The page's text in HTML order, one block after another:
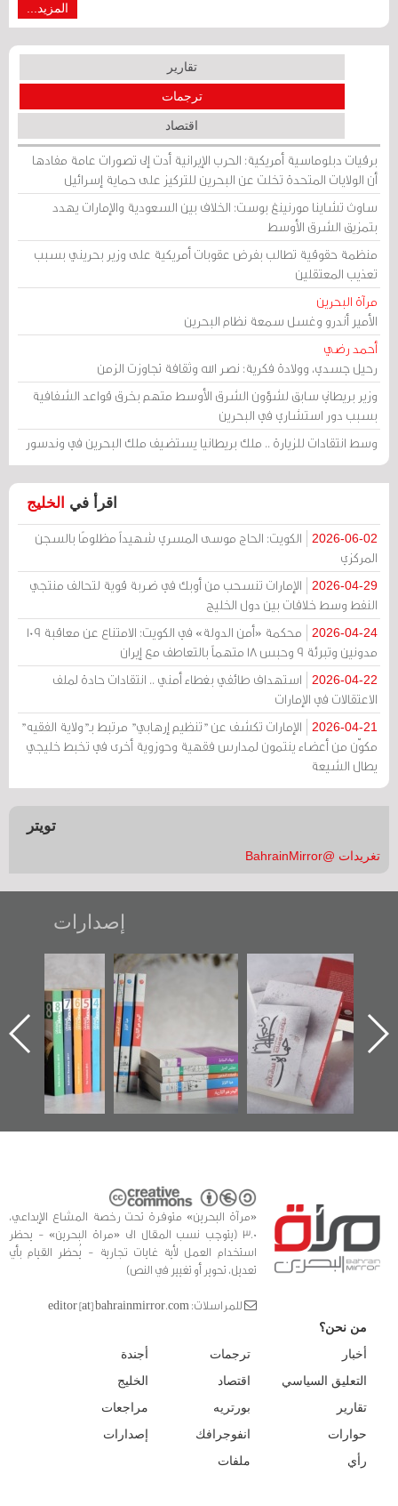
المزيد...
تقارير
ترجمات
اقتصاد
برقيات دبلوماسية أمريكية: الحرب الإيرانية أدت إلى تصورات عامة مفادها
أن الولايات المتحدة تخلت عن البحرين للتركيز على حماية إسرائيل
ساوث تشاينا مورنينغ بوست: الخلاف بين السعودية والإمارات يهدد
بتمزيق الشرق الأوسط
منظمة حقوقية تطالب بفرض عقوبات أمريكية على وزير بحريني بسبب
تعذيب المعتقلين
مرآة البحرين
الأمير أندرو وغسل سمعة نظام البحرين
أحمد رضي
رحيل جسدي، وولادة فكرية: نصر الله وثقافة تجاوزت الزمن
وزير بريطاني سابق لشؤون الشرق الأوسط متهم بخرق قواعد الشفافية
بسبب دور استشاري في البحرين
وسط انتقادات للزيارة .. ملك بريطانيا يستضيف ملك البحرين في وندسور
اقرأ في الخليج
2026-06-02
الكويت: الحاج موسى المسري شهيداً مظلومًا بالسجن
المركزي
2026-04-29
الإمارات تنسحب من أوبك في ضربة قوية لتحالف منتجي
النفط وسط خلافات بين دول الخليج
2026-04-24
محكمة «أمن الدولة» في الكويت: الامتناع عن معاقبة 109
مدونين وتبرئة 9 وحبس 18 متهماً بالتعاطف مع إيران
2026-04-22
استهداف طائفي بغطاء أمني .. انتقادات حادة لملف
الاعتقالات في الإمارات
2026-04-21
الإمارات تكشف عن "تنظيم إرهابي" مرتبط بـ"ولاية الفقيه"
مكوّن من أعضاء ينتمون لمدارس فقهية وحوزوية أخرى في تخبط خليجي
يطال الشيعة
تويتر
تغريدات @BahrainMirror
إصدارات
"حماة الباب الأخير":
الإصدار الأول عن
اعتصام الدراز
وأحداث ساحة
الفداء لمركز أوال
للدراسات والتوثيق
تصنيف موضوعي
للوثائق البريطانية
يقدمه «مركز أوال»
في سلسلة من 5
كتب
تصدر حصاد
الساحات 2019
«مرآة البحرين» متوفرة تحت رخصة المشاع الإبداعي،
3.0 (يتوجب نسب المقال الى «مراة البحرين» - يحظر
استخدام العمل لأية غايات تجارية - يُحظر القيام بأي
تعديل، تحوير أو تغيير في النص)
للمراسلات: editor [at] bahrainmirror.com
من نحن؟
أخبار
التعليق السياسي
تقارير
حوارات
رأي
ترجمات
اقتصاد
بورتريه
انفوجرافك
ملفات
أجندة
الخليج
مراجعات
إصدارات